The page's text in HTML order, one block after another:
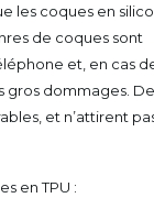
les coques en
de coques sont
et, en cas
dommages.
et n’attirent
en TPU :